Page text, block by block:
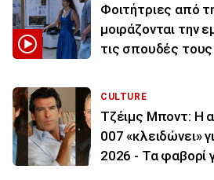
Φοιτήτριες από
μοιράζονται την
τις σπουδές
CULTURE
Τζέιμς Μποντ: Η
007 «κλειδώνει»
2026 - Τα φαβορί